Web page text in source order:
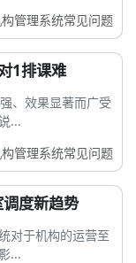
管理系统常见问题
1排课难
、效果显著而广受
...
管理系统常见问题
度新趋势
对于机构的运营至
...